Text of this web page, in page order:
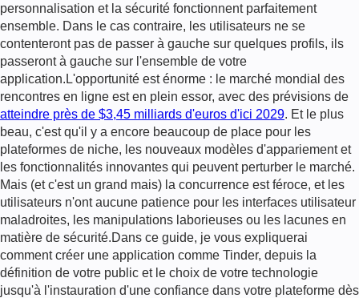
personnalisation et la sécurité fonctionnent parfaitement
ensemble. Dans le cas contraire, les utilisateurs ne se
contenteront pas de passer à gauche sur quelques profils, ils
passeront à gauche sur l'ensemble de votre
application.L'opportunité est énorme : le marché mondial des
rencontres en ligne est en plein essor, avec des prévisions de
atteindre près de $3,45 milliards d'euros d'ici 2029. Et le plus
beau, c'est qu'il y a encore beaucoup de place pour les
plateformes de niche, les nouveaux modèles d'appariement et
les fonctionnalités innovantes qui peuvent perturber le marché.
Mais (et c'est un grand mais) la concurrence est féroce, et les
utilisateurs n'ont aucune patience pour les interfaces utilisateur
maladroites, les manipulations laborieuses ou les lacunes en
matière de sécurité.Dans ce guide, je vous expliquerai
comment créer une application comme Tinder, depuis la
définition de votre public et le choix de votre technologie
jusqu'à l'instauration d'une confiance dans votre plateforme dès